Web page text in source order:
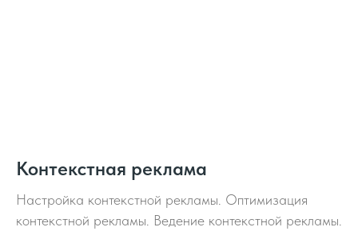
Контекстная реклама
Настройка контекстной рекламы. Оптимизация
контекстной рекламы. Ведение контекстной рекламы.